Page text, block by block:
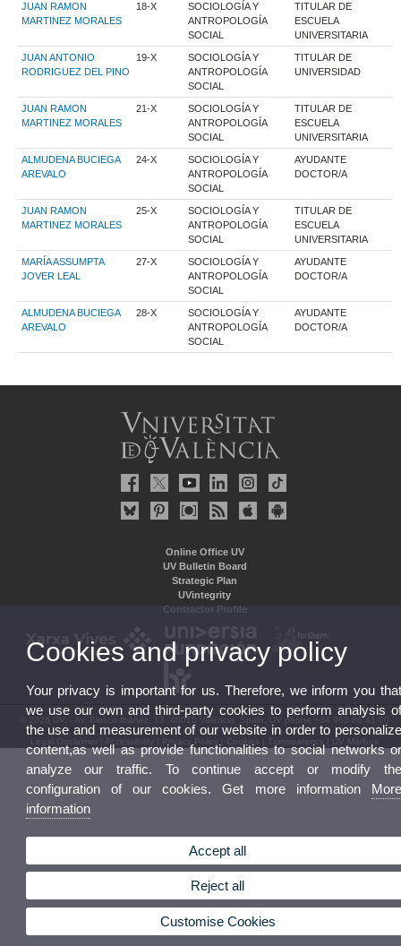
JUAN RAMON
MARTINEZ MORALES
18-X
SOCIOLOGÍA Y
ANTROPOLOGÍA
SOCIAL
TITULAR DE
ESCUELA
UNIVERSITARIA
JUAN ANTONIO
RODRIGUEZ DEL PINO
19-X
SOCIOLOGÍA Y
ANTROPOLOGÍA
SOCIAL
TITULAR DE
UNIVERSIDAD
JUAN RAMON
MARTINEZ MORALES
21-X
SOCIOLOGÍA Y
ANTROPOLOGÍA
SOCIAL
TITULAR DE
ESCUELA
UNIVERSITARIA
ALMUDENA BUCIEGA
AREVALO
24-X
SOCIOLOGÍA Y
ANTROPOLOGÍA
SOCIAL
AYUDANTE
DOCTOR/A
JUAN RAMON
MARTINEZ MORALES
25-X
SOCIOLOGÍA Y
ANTROPOLOGÍA
SOCIAL
TITULAR DE
ESCUELA
UNIVERSITARIA
MARÍA ASSUMPTA
JOVER LEAL
27-X
SOCIOLOGÍA Y
ANTROPOLOGÍA
SOCIAL
AYUDANTE
DOCTOR/A
ALMUDENA BUCIEGA
AREVALO
28-X
SOCIOLOGÍA Y
ANTROPOLOGÍA
SOCIAL
AYUDANTE
DOCTOR/A
Online Office UV
UV Bulletin Board
Strategic Plan
UVintegrity
Contractor Profile
© 2026 UV. - Av. Blasco Ibáñez, 13. 46010 Valencia. Spain. UV phone +34 963 86 41 00
Legal Disclaimer Accessibility Privacy Policy Cookies Transparency UV Mailbox
Cookies and privacy policy
Your privacy is important for us. Therefore, we inform you
we use our own and third-party cookies to perform analysis
the use and measurement of our website in order to
content,as well as provide functionalities to social networks
analyze our traffic. To continue accept or modify
configuration of our cookies. Get more information
information
Accept all
Reject all
Customise Cookies